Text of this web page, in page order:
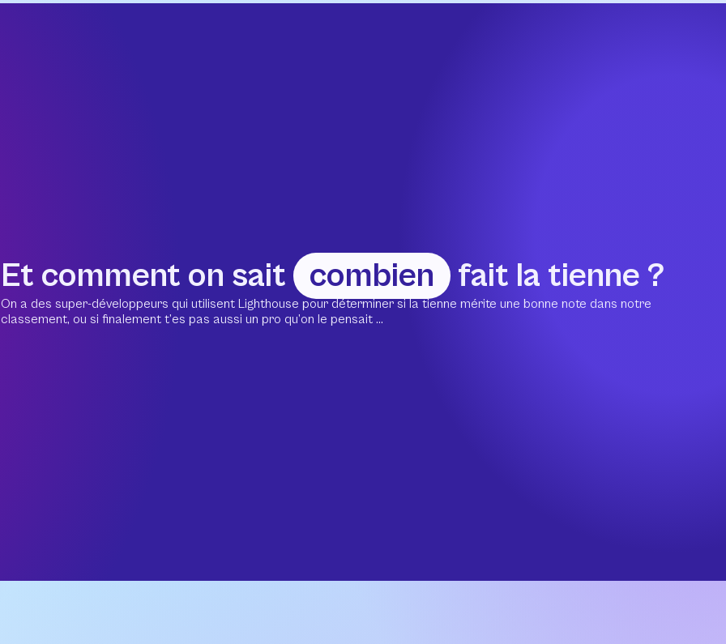
Et comment on sait combien fait la tienne ?
On a des super-développeurs qui utilisent Lighthouse pour déterminer si la tienne mérite une bonne note dans notre
classement, ou si finalement t’es pas aussi un pro qu’on le pensait ...